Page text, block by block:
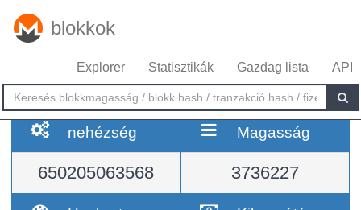
blokkok
Explorer Statisztikák Gazdag lista API
nehézség
650205063568
Magasság
3736227